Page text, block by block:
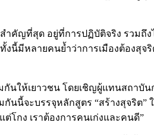
คัญที่สุด อยู่ที่การปฏิบัติจริง รวมถึง
นี้มีหลายคนย้ำว่าการเมืองต้องสุ
นให้เยาวชน โดยเชิญผู้แทนสถาบั
นี้จะบรรจุหลักสูตร “สร้างสุจริต”
โกง เราต้องการคนเก่งและคนดี”